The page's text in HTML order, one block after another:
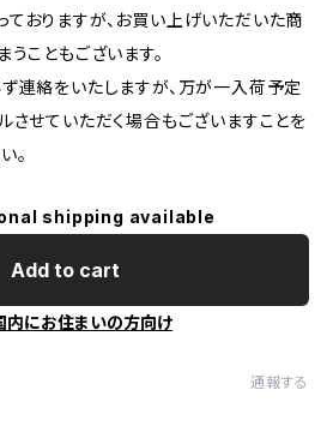
おりますが、お買い上げいただいた商
こともございます。
連絡をいたしますが、万が一入荷予定
させていただく場合もございますことを
。
shipping available
Add to cart
内にお住まいの方向け
通報する